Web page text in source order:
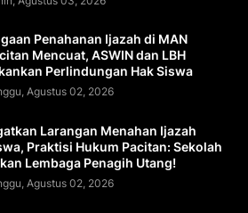
Penahanan Ijazah di MAN
Mencuat, ASWIN dan LBH
Perlindungan Hak Siswa
Agustus 02, 2026
Larangan Menahan Ijazah
Praktisi Hukum Pacitan: Sekolah
Lembaga Penagih Utang!
Agustus 02, 2026